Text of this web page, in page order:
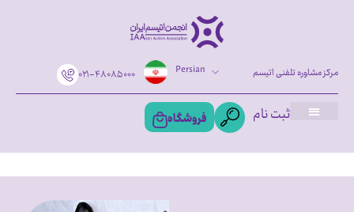
۰۲۱-۴۸۰۸۵۰۰۰ Persian مرکز مشاوره تلفنی اتیسم
ثبت نام فروشگاه